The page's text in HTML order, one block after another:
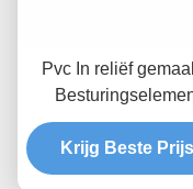
Pvc In reliëf
Opdrachtknop
Comité PC van het
Bekledings
Krijg Beste Prijs